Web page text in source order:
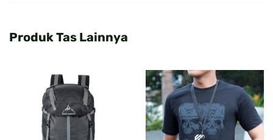
Produk Tas Lainnya